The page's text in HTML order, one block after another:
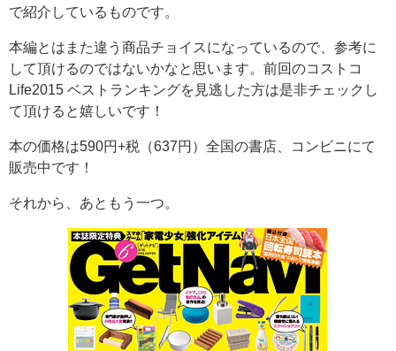
で紹介しているものです。
本編とはまた違う商品チョイスになっているので、参考に
して頂けるのではないかなと思います。前回のコストコ
Life2015 ベストランキングを見逃した方は是非チェックし
て頂けると嬉しいです！
本の価格は590円+税（637円）全国の書店、コンビニにて
販売中です！
それから、あともう一つ。